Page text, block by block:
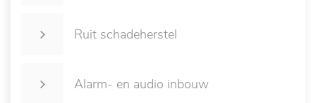
Ruit schadeherstel
Alarm- en audio inbouw